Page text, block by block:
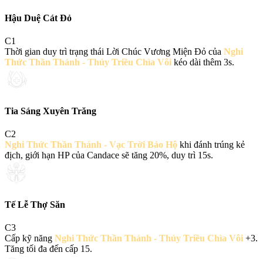
Hậu Duệ Cát Đỏ
C1
Thời gian duy trì trạng thái Lời Chúc Vương Miện Đỏ của Nghi
Thức Thần Thánh - Thủy Triều Chìa Vôi kéo dài thêm 3s.
Tia Sáng Xuyên Trăng
C2
Nghi Thức Thần Thánh - Vạc Trời Bảo Hộ khi đánh trúng kẻ
địch, giới hạn HP của Candace sẽ tăng 20%, duy trì 15s.
Tế Lễ Thợ Săn
C3
Cấp kỹ năng Nghi Thức Thần Thánh - Thủy Triều Chìa Vôi +3.
Tăng tối đa đến cấp 15.